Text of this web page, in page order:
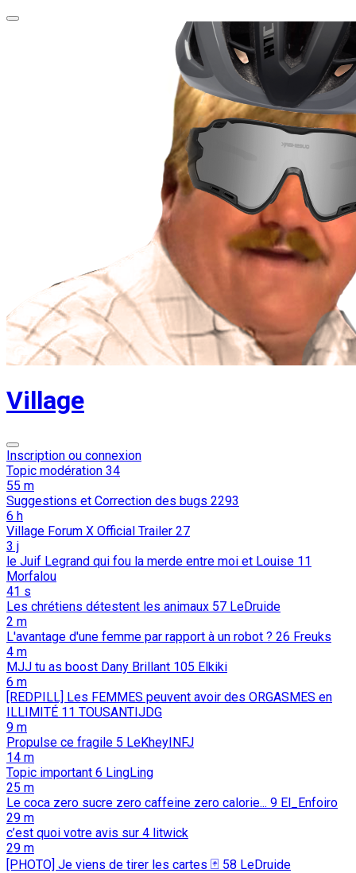
Village
Inscription ou connexion
Topic modération 34
55 m
Suggestions et Correction des bugs 2293
6 h
Village Forum X Official Trailer 27
3 j
le Juif Legrand qui fou la merde entre moi et Louise 11
Morfalou
41 s
Les chrétiens détestent les animaux 57 LeDruide
2 m
L'avantage d'une femme par rapport à un robot ? 26 Freuks
4 m
MJJ tu as boost Dany Brillant 105 Elkiki
6 m
[REDPILL] Les FEMMES peuvent avoir des ORGASMES en
ILLIMITÉ 11 TOUSANTIJDG
9 m
Propulse ce fragile 5 LeKheyINFJ
14 m
Topic important 6 LingLing
25 m
Le coca zero sucre zero caffeine zero calorie... 9 El_Enfoiro
29 m
c’est quoi votre avis sur 4 litwick
29 m
[PHOTO] Je viens de tirer les cartes 🃏 58 LeDruide